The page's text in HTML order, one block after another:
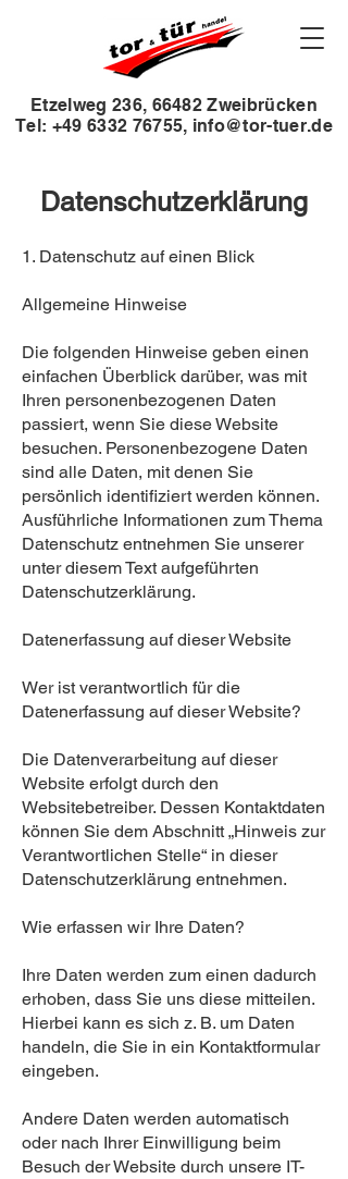
Etzelweg 236, 66482 Zweibrücken
Tel: +49 6332 76755, info@tor-tuer.de
Datenschutz­erklärung
1. Datenschutz auf einen Blick
Allgemeine Hinweise
Die folgenden Hinweise geben einen
einfachen Überblick darüber, was mit
Ihren personenbezogenen Daten
passiert, wenn Sie diese Website
besuchen. Personenbezogene Daten
sind alle Daten, mit denen Sie
persönlich identifiziert werden können.
Ausführliche Informationen zum Thema
Datenschutz entnehmen Sie unserer
unter diesem Text aufgeführten
Datenschutzerklärung.
Datenerfassung auf dieser Website
Wer ist verantwortlich für die
Datenerfassung auf dieser Website?
Die Datenverarbeitung auf dieser
Website erfolgt durch den
Websitebetreiber. Dessen Kontaktdaten
können Sie dem Abschnitt „Hinweis zur
Verantwortlichen Stelle“ in dieser
Datenschutzerklärung entnehmen.
Wie erfassen wir Ihre Daten?
Ihre Daten werden zum einen dadurch
erhoben, dass Sie uns diese mitteilen.
Hierbei kann es sich z. B. um Daten
handeln, die Sie in ein Kontaktformular
eingeben.
Andere Daten werden automatisch
oder nach Ihrer Einwilligung beim
Besuch der Website durch unsere IT-